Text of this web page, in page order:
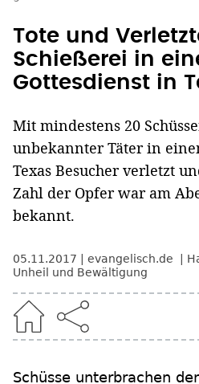
Tote und
Schießerei in
Gottesdienst in
Mit mindestens 20
unbekannter Täter in
Texas Besucher verletzt
Zahl der Opfer war am
bekannt.
05.11.2017 evangelisch.de
Unheil und Bewältigung
Schüsse unterbrachen